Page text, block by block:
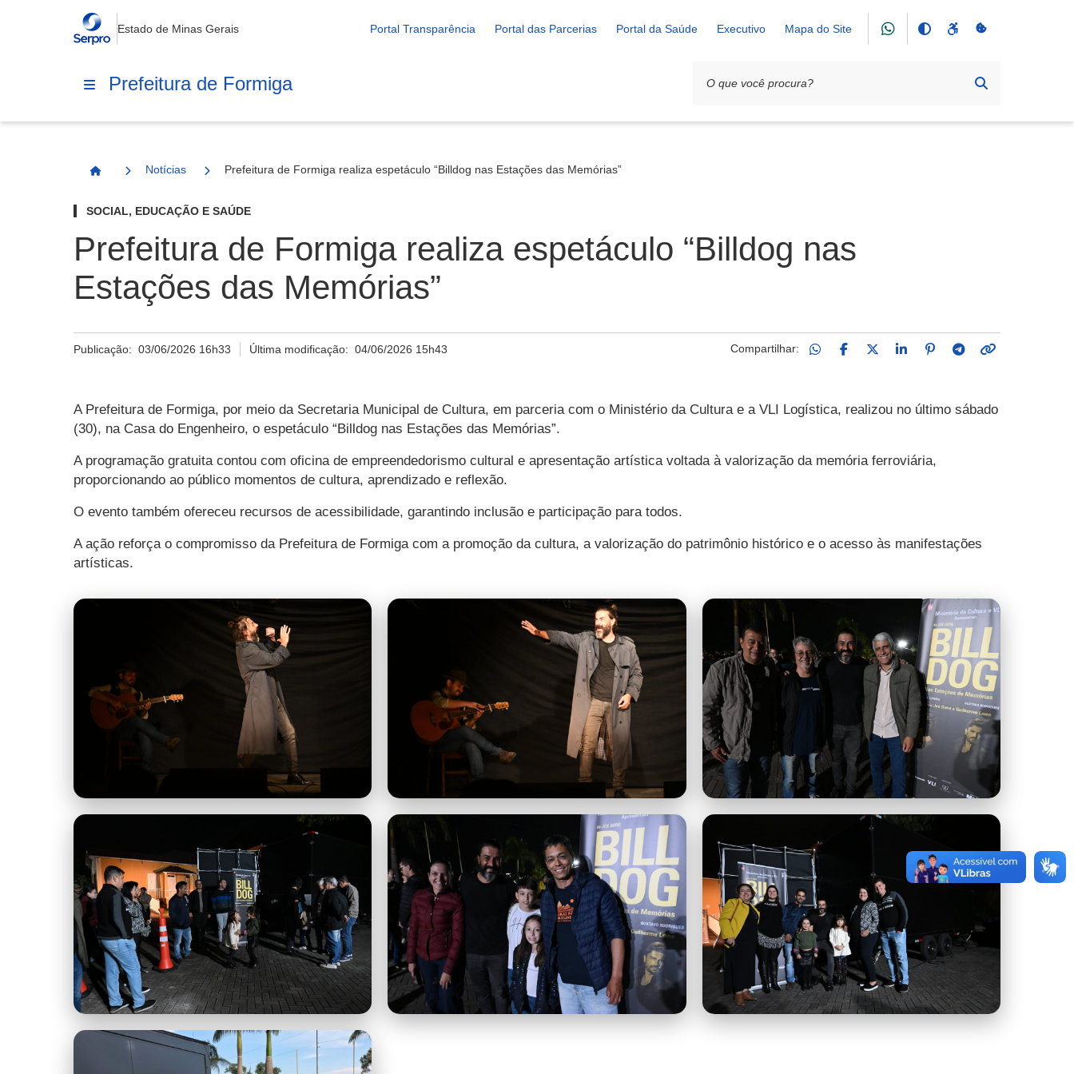
Estado de Minas Gerais Portal Transparência Portal das Parcerias Portal da Saúde Executivo Mapa do Site
Prefeitura de Formiga
Página Inicial
Notícias Prefeitura de Formiga realiza espetáculo “Billdog nas Estações das Memórias”
SOCIAL, EDUCAÇÃO E SAÚDE
Prefeitura de Formiga realiza espetáculo “Billdog nas
Estações das Memórias”
Publicação: 03/06/2026 16h33 Última modificação:04/06/2026 15h43 Compartilhar:
A Prefeitura de Formiga, por meio da Secretaria Municipal de Cultura, em parceria com o Ministério da Cultura e a VLI Logística, realizou no último sábado
(30), na Casa do Engenheiro, o espetáculo “Billdog nas Estações das Memórias”.
A programação gratuita contou com oficina de empreendedorismo cultural e apresentação artística voltada à valorização da memória ferroviária,
proporcionando ao público momentos de cultura, aprendizado e reflexão.
O evento também ofereceu recursos de acessibilidade, garantindo inclusão e participação para todos.
A ação reforça o compromisso da Prefeitura de Formiga com a promoção da cultura, a valorização do patrimônio histórico e o acesso às manifestações
artísticas.
imagem-2.jpeg
imagem-4.jpeg